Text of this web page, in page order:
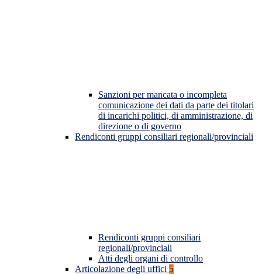
Sanzioni per mancata o incompleta
comunicazione dei dati da parte dei titolari
di incarichi politici, di amministrazione, di
direzione o di governo
Rendiconti gruppi consiliari regionali/provinciali
Rendiconti gruppi consiliari
regionali/provinciali
Atti degli organi di controllo
Articolazione degli uffici 5